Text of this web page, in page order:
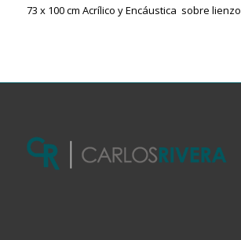
73 x 100 cm Acrílico y Encáustica sobre lienzo